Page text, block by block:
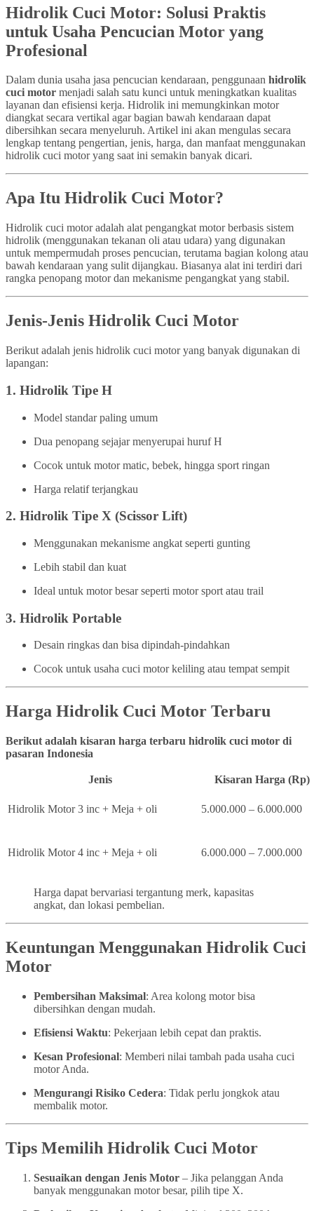
Hidrolik Cuci Motor: Solusi Praktis
untuk Usaha Pencucian Motor yang
Profesional
Dalam dunia usaha jasa pencucian kendaraan, penggunaan hidrolik
cuci motor menjadi salah satu kunci untuk meningkatkan kualitas
layanan dan efisiensi kerja. Hidrolik ini memungkinkan motor
diangkat secara vertikal agar bagian bawah kendaraan dapat
dibersihkan secara menyeluruh. Artikel ini akan mengulas secara
lengkap tentang pengertian, jenis, harga, dan manfaat menggunakan
hidrolik cuci motor yang saat ini semakin banyak dicari.
Apa Itu Hidrolik Cuci Motor?
Hidrolik cuci motor adalah alat pengangkat motor berbasis sistem
hidrolik (menggunakan tekanan oli atau udara) yang digunakan
untuk mempermudah proses pencucian, terutama bagian kolong atau
bawah kendaraan yang sulit dijangkau. Biasanya alat ini terdiri dari
rangka penopang motor dan mekanisme pengangkat yang stabil.
Jenis-Jenis Hidrolik Cuci Motor
Berikut adalah jenis hidrolik cuci motor yang banyak digunakan di
lapangan:
1. Hidrolik Tipe H
Model standar paling umum
Dua penopang sejajar menyerupai huruf H
Cocok untuk motor matic, bebek, hingga sport ringan
Harga relatif terjangkau
2. Hidrolik Tipe X (Scissor Lift)
Menggunakan mekanisme angkat seperti gunting
Lebih stabil dan kuat
Ideal untuk motor besar seperti motor sport atau trail
3. Hidrolik Portable
Desain ringkas dan bisa dipindah-pindahkan
Cocok untuk usaha cuci motor keliling atau tempat sempit
Harga Hidrolik Cuci Motor Terbaru
Berikut adalah kisaran harga terbaru hidrolik cuci motor di
pasaran Indonesia
Jenis Kisaran Harga (Rp)
Hidrolik Motor 3 inc + Meja + oli 5.000.000 – 6.000.000
Hidrolik Motor 4 inc + Meja + oli 6.000.000 – 7.000.000
Harga dapat bervariasi tergantung merk, kapasitas
angkat, dan lokasi pembelian.
Keuntungan Menggunakan Hidrolik Cuci
Motor
Pembersihan Maksimal: Area kolong motor bisa
dibersihkan dengan mudah.
Efisiensi Waktu: Pekerjaan lebih cepat dan praktis.
Kesan Profesional: Memberi nilai tambah pada usaha cuci
motor Anda.
Mengurangi Risiko Cedera: Tidak perlu jongkok atau
membalik motor.
Tips Memilih Hidrolik Cuci Motor
Sesuaikan dengan Jenis Motor – Jika pelanggan Anda
banyak menggunakan motor besar, pilih tipe X.